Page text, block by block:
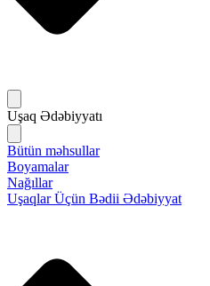
Uşaq Ədəbiyyatı
Bütün məhsullar
Boyamalar
Nağıllar
Uşaqlar Üçün Bədii Ədəbiyyat